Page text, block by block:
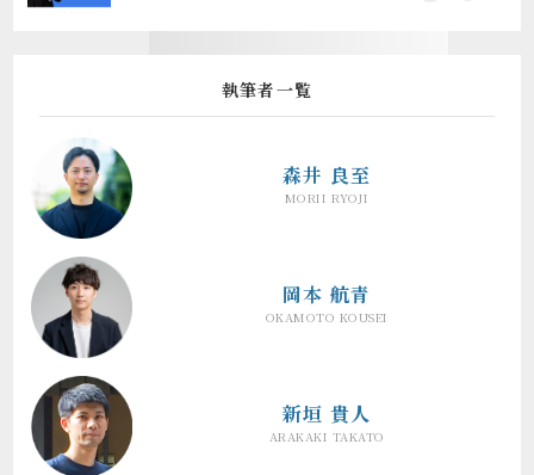
執筆者一覧
森井 良至
MORII RYOJI
岡本 航青
OKAMOTO KOUSEI
新垣 貴人
ARAKAKI TAKATO